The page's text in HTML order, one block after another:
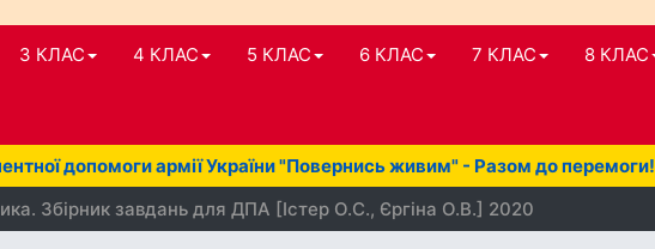
3 КЛАС 4 КЛАС 5 КЛАС 6 КЛАС 7 КЛАС 8 КЛАС
допомоги армії України "Повернись живим" - Разом до перемоги!
Збірник завдань для ДПА [Істер О.С., Єргіна О.В.] 2020